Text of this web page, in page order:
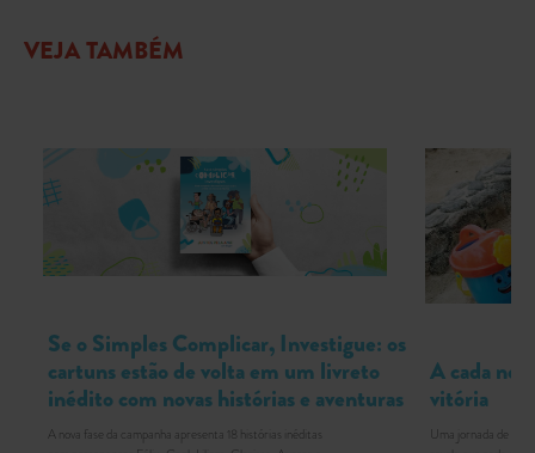
VEJA TAMBÉM
Se o Simples Complicar, Investigue: os
cartuns estão de volta em um livreto
inédito com novas histórias e aventuras
A nova fase da campanha apresenta 18 histórias inéditas
A cada
vitória
Uma jornada de